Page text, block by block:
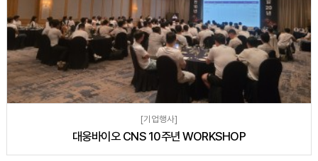
[기업행사]
대웅바이오 CNS 10주년 WORKSHOP